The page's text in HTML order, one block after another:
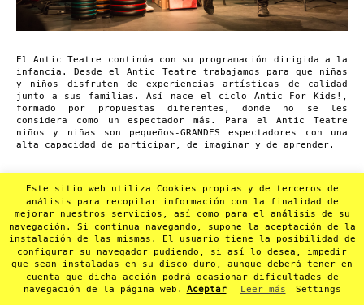
El Antic Teatre continúa con su programación dirigida a la
infancia. Desde el Antic Teatre trabajamos para que niñas
y niños disfruten de experiencias artísticas de calidad
junto a sus familias. Así nace el ciclo Antic For Kids!,
formado por propuestas diferentes, donde no se les
considera como un espectador más. Para el Antic Teatre
niños y niñas son pequeños-GRANDES espectadores con una
alta capacidad de participar, de imaginar y de aprender.
Este sitio web utiliza Cookies propias y de terceros de
análisis para recopilar información con la finalidad de
mejorar nuestros servicios, así como para el análisis de su
navegación. Si continua navegando, supone la aceptación de la
instalación de las mismas. El usuario tiene la posibilidad de
configurar su navegador pudiendo, si así lo desea, impedir
que sean instaladas en su disco duro, aunque deberá tener en
cuenta que dicha acción podrá ocasionar dificultades de
navegación de la página web.
Aceptar Leer más Settings